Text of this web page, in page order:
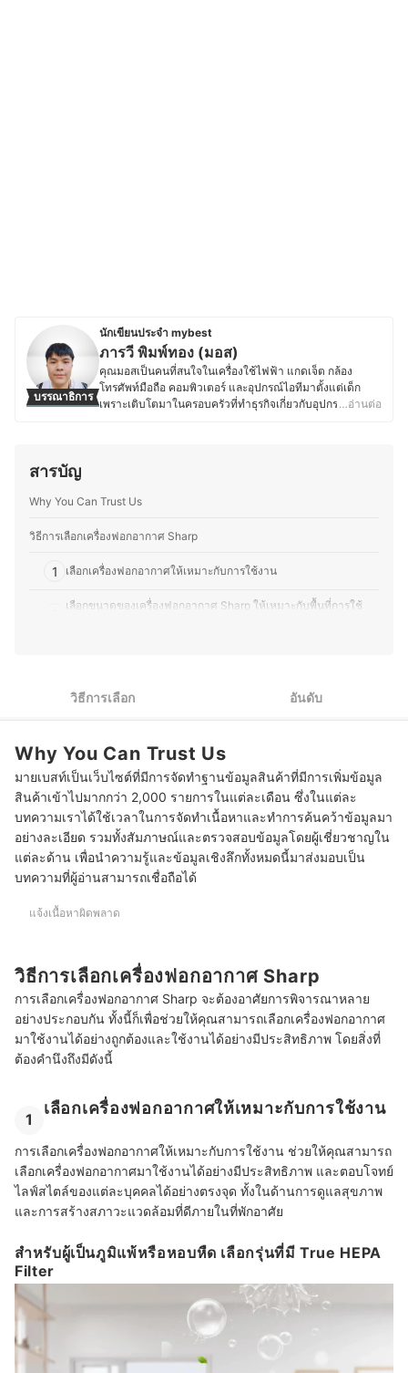
บรรณาธิการ
นักเขียนประจำ mybest
ภารวี พิมพ์ทอง (มอส)
คุณมอสเป็นคนที่สนใจในเครื่องใช้ไฟฟ้า แกดเจ็ต กล้อง
โทรศัพท์มือถือ คอมพิวเตอร์ และอุปกรณ์ไอทีมาตั้งแต่เด็ก
เพราะเติบโตมาในครอบครัวที่ทำธุรกิจเกี่ยวกับอุปกรณ์
ไฟฟ้าด้วยตัวเองเป็นประจำ ทำให้มีความเข้าใจเรื่อง
ความชอบนี้ช่วยให้คุณมอสสามารถเปรียบเทียบจุดเด่นจุด
สนุกกับการแบ่งปันความรู้เกี่ยวกับเทคโนโลยีและอุปกรณ์ไอที
สามารถเลือกอุปกรณ์ที่เหมาะสมกับการใช้งานของตนเองได้
…อ่านต่อ
สารบัญ
Why You Can Trust Us
วิธีการเลือกเครื่องฟอกอากาศ Sharp
1 เลือกเครื่องฟอกอากาศให้เหมาะกับการใช้งาน
เลือกขนาดของเครื่องฟอกอากาศ Sharp ให้เหมาะกับพื้นที่การใช้
เลือกเครื่องฟอกอากาศ Sharp จากฟังก์ชันเสริมอื่น ๆ
Plasmacluster (พลาสม่าคลัสเตอร์) ปลอดภัยต่อร่างกายไหม?
เครื่องฟอกอากาศ Sharp ควรเปลี่ยนแผ่นกรองอากาศเมื่อไหร่
บทความที่เกี่ยวข้องกับเครื่องฟอกอากาศ Sharp
วิธีการเลือก อันดับ
Why You Can Trust Us
มายเบสท์เป็นเว็บไซต์ที่มีการจัดทำฐานข้อมูลสินค้าที่มีการเพิ่มข้อมูล
สินค้าเข้าไปมากกว่า 2,000 รายการในแต่ละเดือน ซึ่งในแต่ละ
บทความเราได้ใช้เวลาในการจัดทำเนื้อหาและทำการค้นคว้าข้อมูลมา
อย่างละเอียด รวมทั้งสัมภาษณ์และตรวจสอบข้อมูลโดยผู้เชี่ยวชาญใน
แต่ละด้าน เพื่อนำความรู้และข้อมูลเชิงลึกทั้งหมดนี้มาส่งมอบเป็น
บทความที่ผู้อ่านสามารถเชื่อถือได้
แจ้งเนื้อหาผิดพลาด
วิธีการเลือกเครื่องฟอกอากาศ Sharp
การเลือกเครื่องฟอกอากาศ Sharp จะต้องอาศัยการพิจารณาหลาย
อย่างประกอบกัน ทั้งนี้ก็เพื่อช่วยให้คุณสามารถเลือกเครื่องฟอกอากาศ
มาใช้งานได้อย่างถูกต้องและใช้งานได้อย่างมีประสิทธิภาพ โดยสิ่งที่
ต้องคำนึงถึงมีดังนี้
1
เลือกเครื่องฟอกอากาศให้เหมาะกับการใช้งาน
การเลือกเครื่องฟอกอากาศให้เหมาะกับการใช้งาน ช่วยให้คุณสามารถ
เลือกเครื่องฟอกอากาศมาใช้งานได้อย่างมีประสิทธิภาพ และตอบโจทย์
ไลฟ์สไตล์ของแต่ละบุคคลได้อย่างตรงจุด ทั้งในด้านการดูแลสุขภาพ
และการสร้างสภาวะแวดล้อมที่ดีภายในที่พักอาศัย
สำหรับผู้เป็นภูมิแพ้หรือหอบหืด เลือกรุ่นที่มี True HEPA
Filter